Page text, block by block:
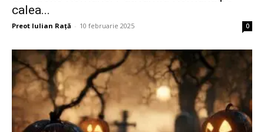
calea...
Preot Iulian Raţă - 10 februarie 2025 0